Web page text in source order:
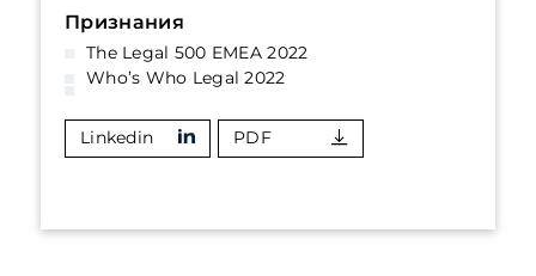
Признания
The Legal 500 EMEA 2022
Who’s Who Legal 2022
Linkedin PDF